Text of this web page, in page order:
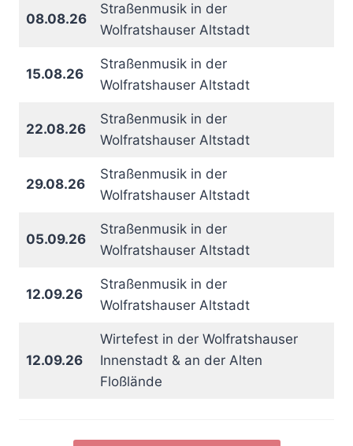
08.08.26
Straßenmusik in der
Wolfratshauser Altstadt
15.08.26
Straßenmusik in der
Wolfratshauser Altstadt
22.08.26
Straßenmusik in der
Wolfratshauser Altstadt
29.08.26
Straßenmusik in der
Wolfratshauser Altstadt
05.09.26
Straßenmusik in der
Wolfratshauser Altstadt
12.09.26
Straßenmusik in der
Wolfratshauser Altstadt
12.09.26
Wirtefest in der Wolfratshauser
Innenstadt & an der Alten
Floßlände